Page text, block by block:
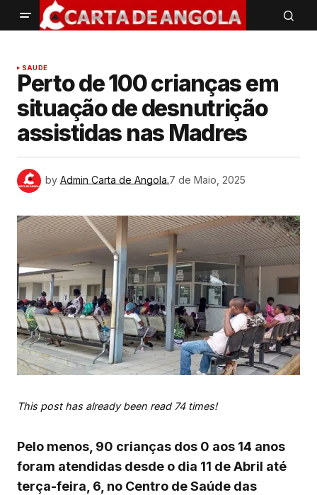
SAUDE
Perto de 100 crianças em
situação de desnutrição
assistidas nas Madres
by Admin Carta de Angola.7 de Maio, 2025
This post has already been read 74 times!
Pelo menos, 90 crianças dos 0 aos 14 anos
foram atendidas desde o dia 11 de Abril até
terça-feira, 6, no Centro de Saúde das